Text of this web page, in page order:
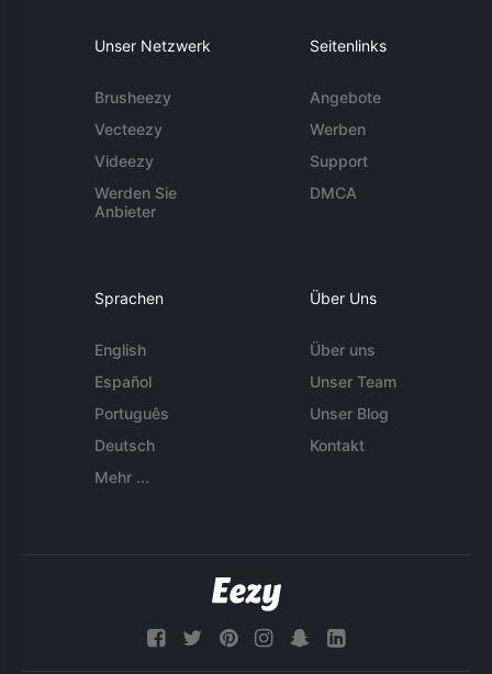
Unser Netzwerk
Brusheezy
Vecteezy
Videezy
Werden Sie
Anbieter
Seitenlinks
Angebote
Werben
Support
DMCA
Sprachen
English
Español
Português
Deutsch
Mehr ...
Über Uns
Über uns
Unser Team
Unser Blog
Kontakt